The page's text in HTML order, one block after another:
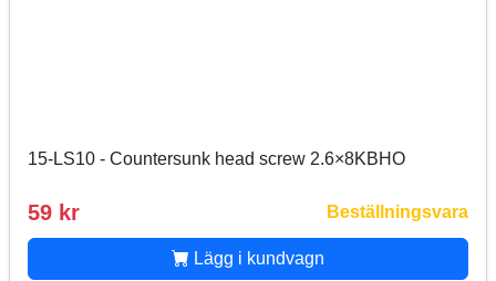
15-LS10 - Countersunk head screw 2.6×8KBHO
59 kr Beställningsvara
Lägg i kundvagn